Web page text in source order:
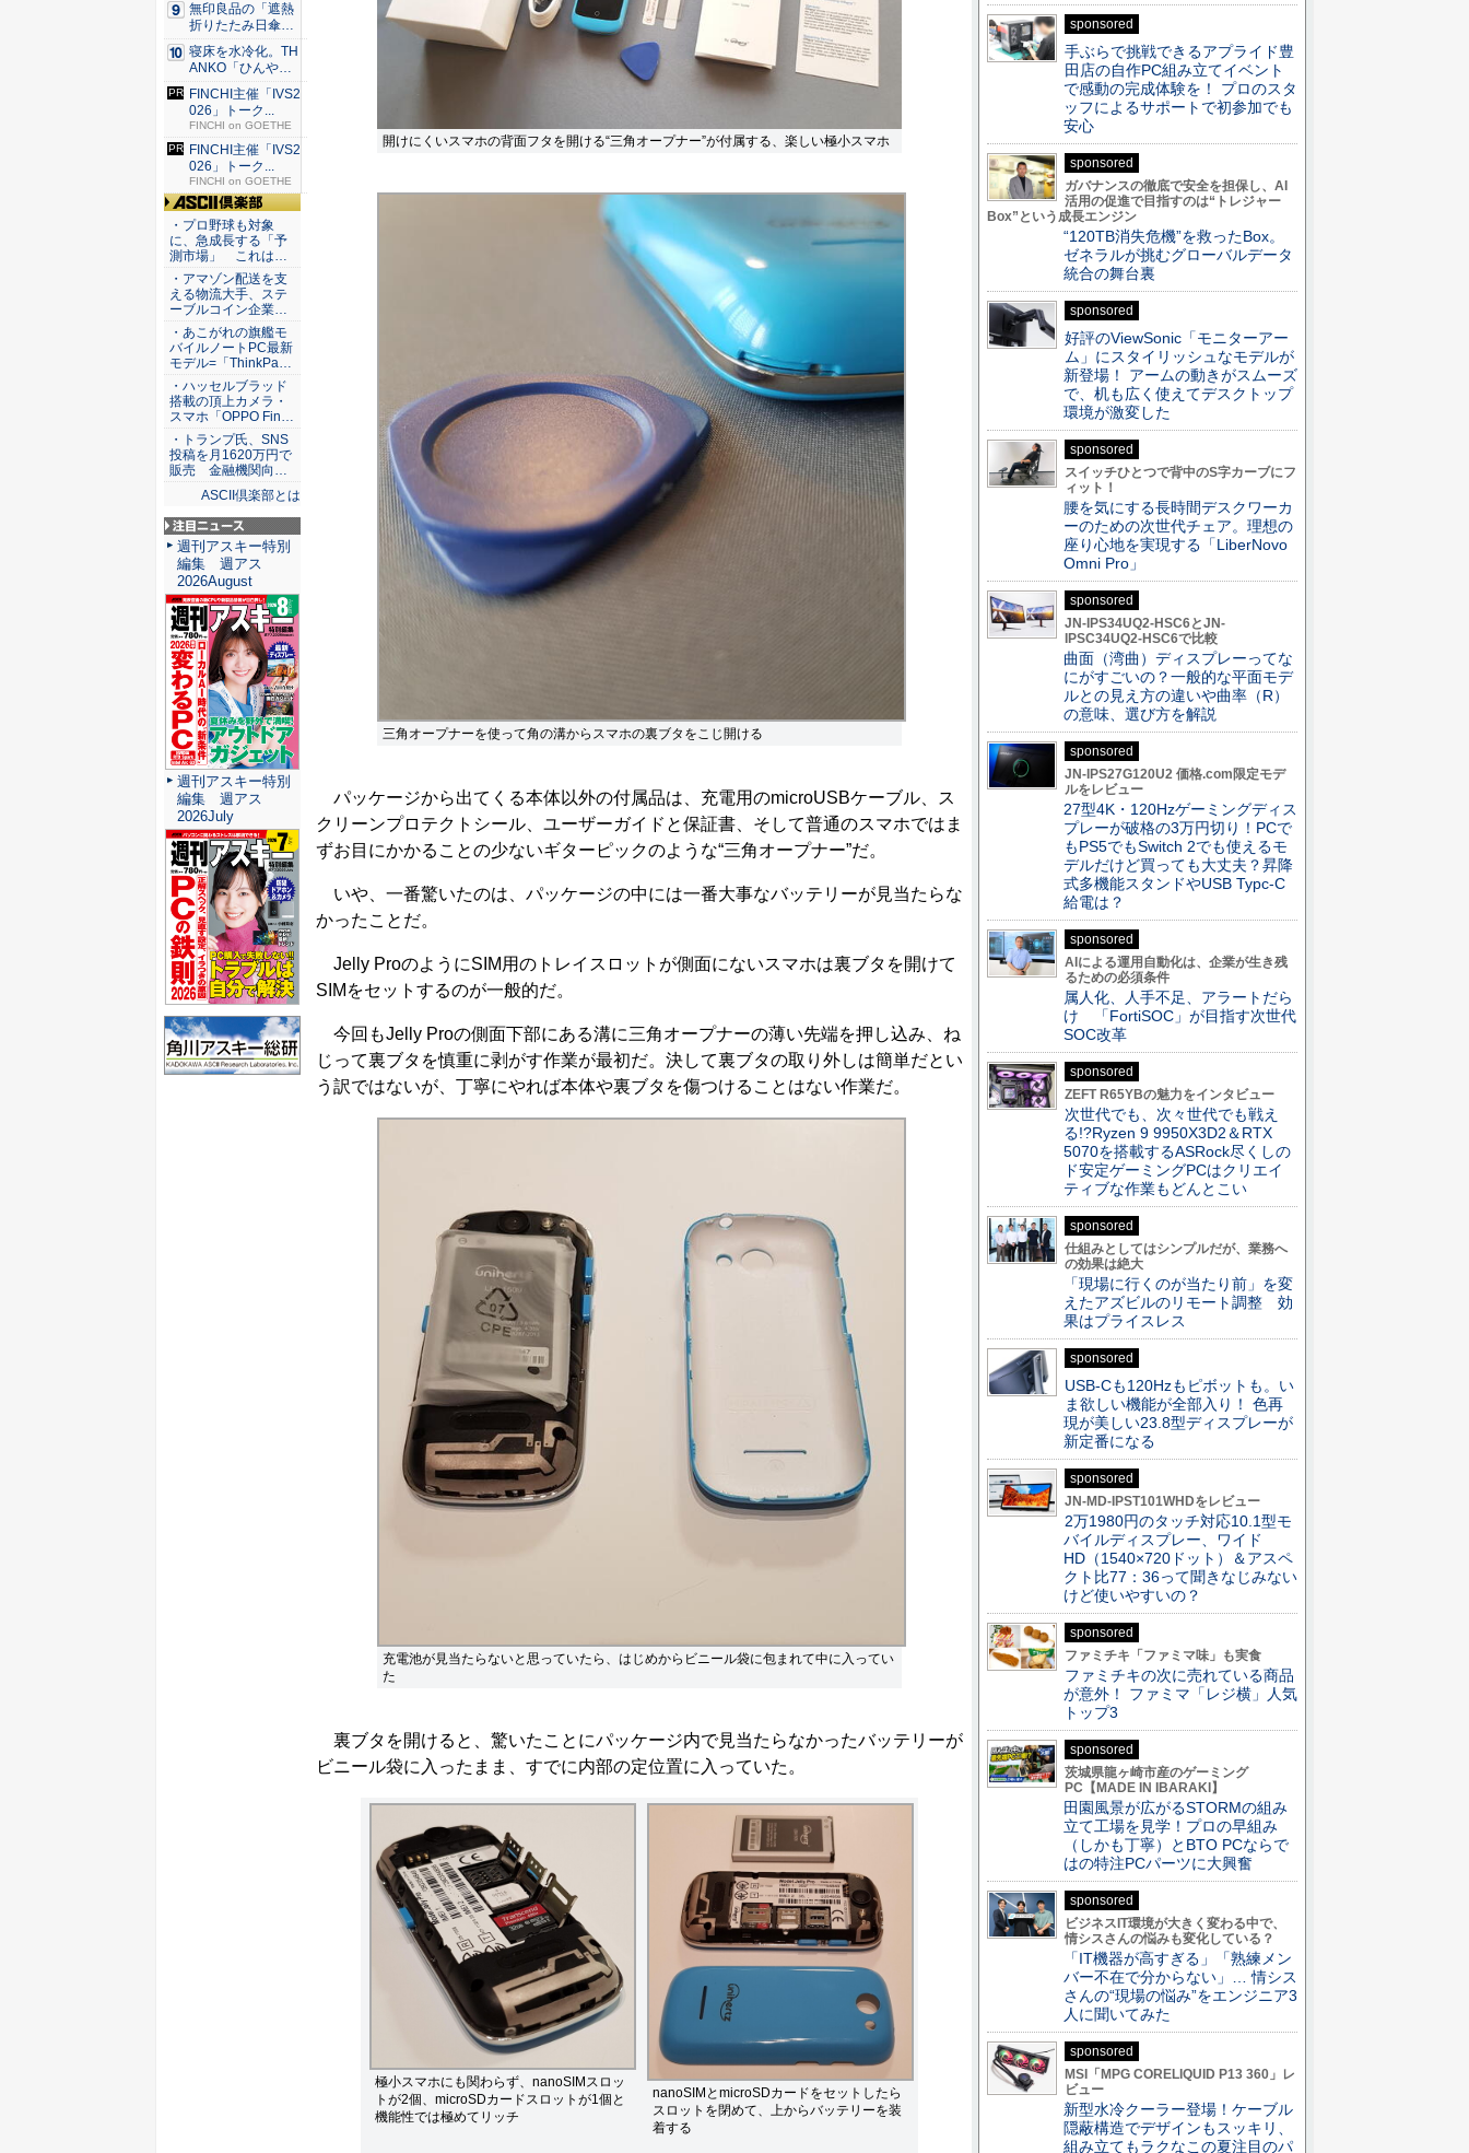
開けにくいスマホの背面フタを開ける“三角オープナー”が付属する、楽しい極小スマホ
三角オープナーを使って角の溝からスマホの裏ブタをこじ開ける
パッケージから出てくる本体以外の付属品は、充電用のmicroUSBケーブル、ス
クリーンプロテクトシール、ユーザーガイドと保証書、そして普通のスマホではま
ずお目にかかることの少ないギターピックのような“三角オープナー”だ。
いや、一番驚いたのは、パッケージの中には一番大事なバッテリーが見当たらな
かったことだ。
Jelly ProのようにSIM用のトレイスロットが側面にないスマホは裏ブタを開けて
SIMをセットするのが一般的だ。
今回もJelly Proの側面下部にある溝に三角オープナーの薄い先端を押し込み、ね
じって裏ブタを慎重に剥がす作業が最初だ。決して裏ブタの取り外しは簡単だとい
う訳ではないが、丁寧にやれば本体や裏ブタを傷つけることはない作業だ。
充電池が見当たらないと思っていたら、はじめからビニール袋に包まれて中に入ってい
た
裏ブタを開けると、驚いたことにパッケージ内で見当たらなかったバッテリーが
ビニール袋に入ったまま、すでに内部の定位置に入っていた。
極小スマホにも関わらず、nanoSIMスロッ
トが2個、microSDカードスロットが1個と
機能性では極めてリッチ
nanoSIMとmicroSDカードをセットしたら
スロットを閉めて、上からバッテリーを装
着する
無印良品の「遮熱
折りたたみ日傘」
約160...
寝床を水冷化。TH
ANKO「ひんやり
水流...
FINCHI主催「IVS2
026」トーク...
FINCHI on GOETHE
FINCHI主催「IVS2
026」トーク...
FINCHI on GOETHE
ASCII倶楽部
・プロ野球も対象
に、急成長する「予
測市場」 これは…
・アマゾン配送を支
える物流大手、ステ
ーブルコイン企業…
・あこがれの旗艦モ
バイルノートPC最新
モデル=「ThinkPa…
・ハッセルブラッド
搭載の頂上カメラ・
スマホ「OPPO Fin…
・トランプ氏、SNS
投稿を月1620万円で
販売 金融機関向…
ASCII倶楽部とは
注目ニュース
週刊アスキー特別
編集 週アス
2026August
週刊アスキー特別
編集 週アス
2026July
sponsored
手ぶらで挑戦できるアプライド豊
田店の自作PC組み立てイベント
で感動の完成体験を！ プロのスタ
ッフによるサポートで初参加でも
安心
sponsored
ガバナンスの徹底で安全を担保し、AI
活用の促進で目指すのは“トレジャー
Box”という成長エンジン
“120TB消失危機”を救ったBox。
ゼネラルが挑むグローバルデータ
統合の舞台裏
sponsored
好評のViewSonic「モニターアー
ム」にスタイリッシュなモデルが
新登場！ アームの動きがスムーズ
で、机も広く使えてデスクトップ
環境が激変した
sponsored
スイッチひとつで背中のS字カーブにフ
ィット！
腰を気にする長時間デスクワーカ
ーのための次世代チェア。理想の
座り心地を実現する「LiberNovo
Omni Pro」
sponsored
JN-IPS34UQ2-HSC6とJN-
IPSC34UQ2-HSC6で比較
曲面（湾曲）ディスプレーってな
にがすごいの？一般的な平面モデ
ルとの見え方の違いや曲率（R）
の意味、選び方を解説
sponsored
JN-IPS27G120U2 価格.com限定モデ
ルをレビュー
27型4K・120Hzゲーミングディス
プレーが破格の3万円切り！PCで
もPS5でもSwitch 2でも使えるモ
デルだけど買っても大丈夫？昇降
式多機能スタンドやUSB Typc-C
給電は？
sponsored
AIによる運用自動化は、企業が生き残
るための必須条件
属人化、人手不足、アラートだら
け 「FortiSOC」が目指す次世代
SOC改革
sponsored
ZEFT R65YBの魅力をインタビュー
次世代でも、次々世代でも戦え
る!?Ryzen 9 9950X3D2＆RTX
5070を搭載するASRock尽くしの
ド安定ゲーミングPCはクリエイ
ティブな作業もどんとこい
sponsored
仕組みとしてはシンプルだが、業務へ
の効果は絶大
「現場に行くのが当たり前」を変
えたアズビルのリモート調整 効
果はプライスレス
sponsored
USB-Cも120Hzもピボットも。い
ま欲しい機能が全部入り！ 色再
現が美しい23.8型ディスプレーが
新定番になる
sponsored
JN-MD-IPST101WHDをレビュー
2万1980円のタッチ対応10.1型モ
バイルディスプレー、ワイド
HD（1540×720ドット）＆アスペ
クト比77：36って聞きなじみない
けど使いやすいの？
sponsored
ファミチキ「ファミマ味」も実食
ファミチキの次に売れている商品
が意外！ ファミマ「レジ横」人気
トップ3
sponsored
茨城県龍ヶ崎市産のゲーミング
PC【MADE IN IBARAKI】
田園風景が広がるSTORMの組み
立て工場を見学！プロの早組み
（しかも丁寧）とBTO PCならで
はの特注PCパーツに大興奮
sponsored
ビジネスIT環境が大きく変わる中で、
情シスさんの悩みも変化している？
「IT機器が高すぎる」「熟練メン
バー不在で分からない」… 情シス
さんの“現場の悩み”をエンジニア3
人に聞いてみた
sponsored
MSI「MPG CORELIQUID P13 360」レ
ビュー
新型水冷クーラー登場！ケーブル
隠蔽構造でデザインもスッキリ、
組み立てもラクなこの夏注目のパ